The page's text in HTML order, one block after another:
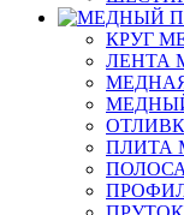
КРУГ
ЛЕНТА
ПЛИТА